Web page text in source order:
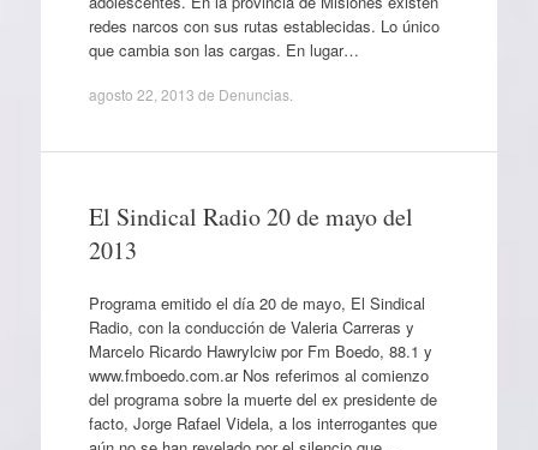
redes narcos con sus rutas establecidas. Lo único
que cambia son las cargas. En lugar…
agosto 22, 2013 de Denuncias.
El Sindical Radio 20 de mayo del
2013
Programa emitido el día 20 de mayo, El Sindical
Radio, con la conducción de Valeria Carreras y
Marcelo Ricardo Hawrylciw por Fm Boedo, 88.1 y
www.fmboedo.com.ar Nos referimos al comienzo
del programa sobre la muerte del ex presidente de
facto, Jorge Rafael Videla, a los interrogantes que